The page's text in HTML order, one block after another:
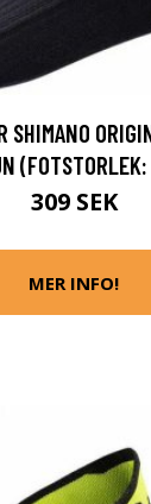
SHIMANO
309 SEK
MER INFO!